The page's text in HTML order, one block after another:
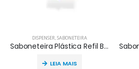
DISPENSER,SABONETEIRA
Saboneteira Plástica Refil Branco/ Velado Spray Compacta
LEIA MAIS